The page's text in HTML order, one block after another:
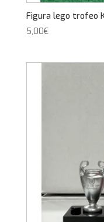
Figura lego trofeo
5,00€